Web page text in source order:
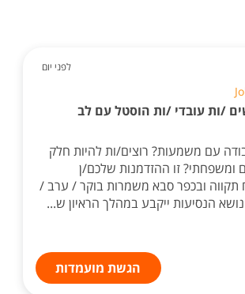
לפני יום
/ות עובדי /ות הוסטל עם לב
עם משמעות? רוצים/ות להיות חלק
ומשפחתי? זו ההזדמנות שלכם/ן
תקווה ובכפר סבא משמרות בוקר / ערב /
הנסיעות ייקבע במהלך הראיון ש...
הגשת מועמדות